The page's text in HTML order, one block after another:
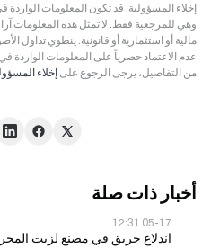
إخلاء المسؤولية: قد تكون المعلومات
مالية أو استثمارية أو قانونية. ينطوي تداول
عدم الاعتماد حصرياً على المعلومات الواردة
من التفاصيل، يرجى الرجوع على إخلاء
أخبار ذات صلة
05-17 12:31